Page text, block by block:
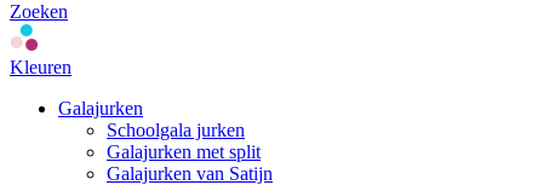
Zoeken
Kleuren
Galajurken
Schoolgala jurken
Galajurken met split
Galajurken van Satijn